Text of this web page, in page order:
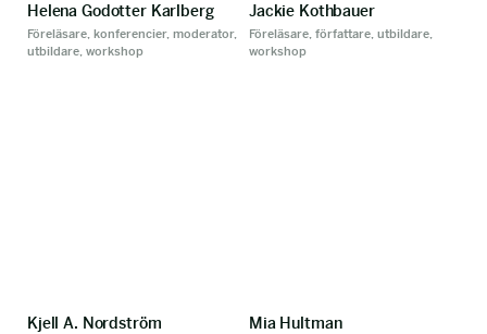
Helena Godotter Karlberg
Föreläsare, konferencier, moderator,
utbildare, workshop
Jackie Kothbauer
Föreläsare, författare, utbildare,
workshop
Kjell A. Nordström Mia Hultman